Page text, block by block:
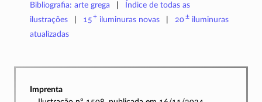
Bibliografia: arte grega
Índice de todas as
ilustrações
15+ iluminuras novas 20±iluminuras
atualizadas
Imprenta